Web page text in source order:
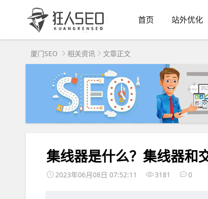
首页 站外优化
厦门SEO 相关资讯 文章正文
集线器是什么？集线器和
2023年06月08日 07:52:11 3181 0